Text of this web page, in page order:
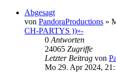
Abgesagt
von PandoraProductions »
CH-PARTYS ))»-
0 Antworten
24065 Zugriffe
Letzter Beitrag von
Mo 29. Apr 2024,